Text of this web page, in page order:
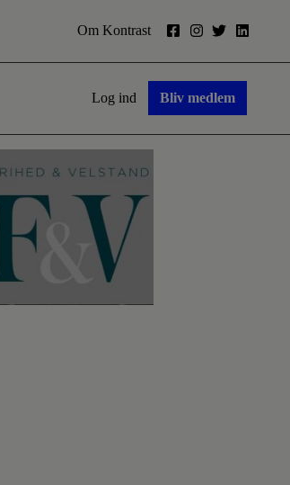
Om Kontrast
Log ind Bliv medlem